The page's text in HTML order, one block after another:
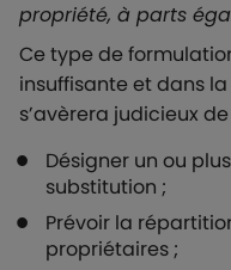
propriété, à parts
Ce type de
insuffisante et dans
s’avèrera judicieux de
Désigner un ou
substitution ;
Prévoir la
propriétaires ;